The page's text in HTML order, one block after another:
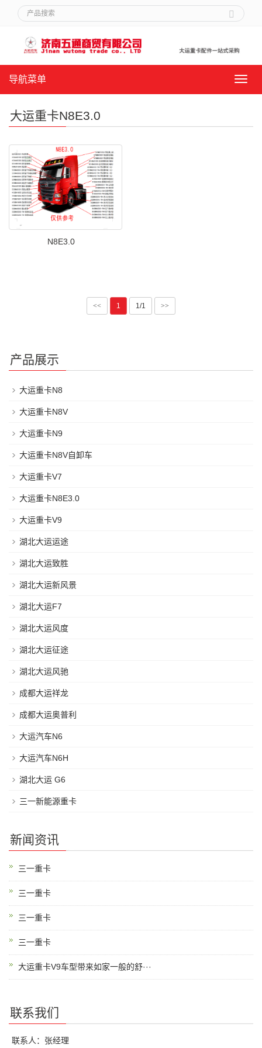
导
导航菜单
大运重卡N8E3.0
N8E3.0
<< 1 1/1 >>
产品展示
大运重卡N8
大运重卡N8V
大运重卡N9
大运重卡N8V自卸车
大运重卡V7
大运重卡N8E3.0
大运重卡V9
湖北大运运途
湖北大运致胜
湖北大运新风景
湖北大运F7
湖北大运风度
湖北大运征途
湖北大运风驰
成都大运祥龙
成都大运奥普利
大运汽车N6
大运汽车N6H
湖北大运 G6
三一新能源重卡
新闻资讯
三一重卡
三一重卡
三一重卡
三一重卡
大运重卡V9车型带来如家一般的舒···
联系我们
联系人：张经理